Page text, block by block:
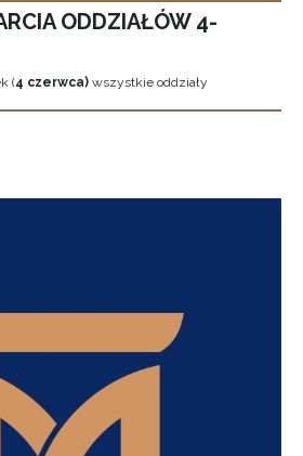
ODDZIAŁÓW 4-
(4 czerwca) wszystkie oddziały